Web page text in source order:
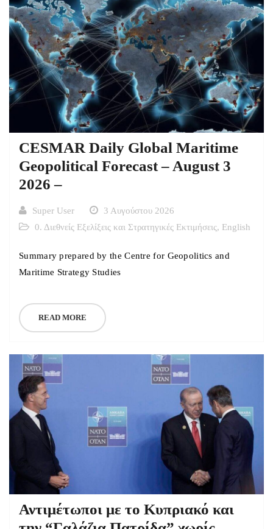
CESMAR Daily Global Maritime
Geopolitical Forecast – August 3
2026 –
Super User
3 Αυγούστου 2026
0. Διεθνείς Εξελίξεις και Στρατηγικές Εκτιμήσεις, English
Summary prepared by the Centre for Geopolitics and
Maritime Strategy Studies
READ MORE
Αντιμέτωποι με το Κυπριακό και